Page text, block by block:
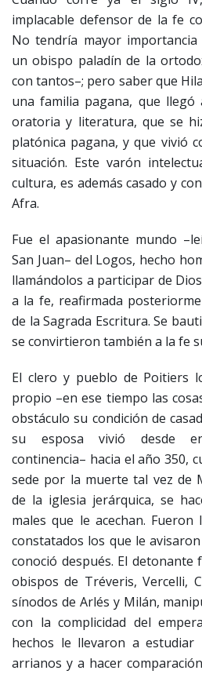
implacable defensor de la fe
No tendría mayor
un obispo paladín de la
con tantos–; pero saber que
una familia pagana, que
oratoria y literatura, que se
platónica pagana, y que vivió
situación. Este varón
cultura, es además casado y
Afra.
Fue el apasionante mundo
San Juan– del Logos, hecho
llamándolos a participar de
a la fe, reafirmada
de la Sagrada Escritura. Se
se convirtieron también a la fe
El clero y pueblo de Poitiers
propio –en ese tiempo las
obstáculo su condición de
su esposa vivió desde
continencia– hacia el año 350,
sede por la muerte tal vez de
de la iglesia jerárquica, se
males que le acechan.
constatados los que le
conoció después. El detonante
obispos de Tréveris, Vercelli,
sínodos de Arlés y Milán,
con la complicidad del
hechos le llevaron a estudiar
arrianos y a hacer